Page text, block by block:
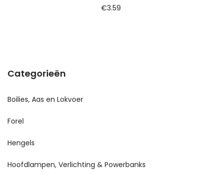
€3.59
Categorieën
Boilies, Aas en Lokvoer
Forel
Hengels
Hoofdlampen, Verlichting & Powerbanks